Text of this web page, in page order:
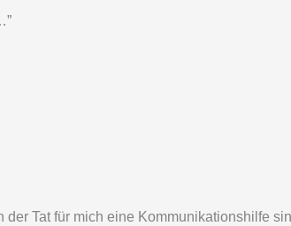
Tat für mich eine Kommunikationshilfe